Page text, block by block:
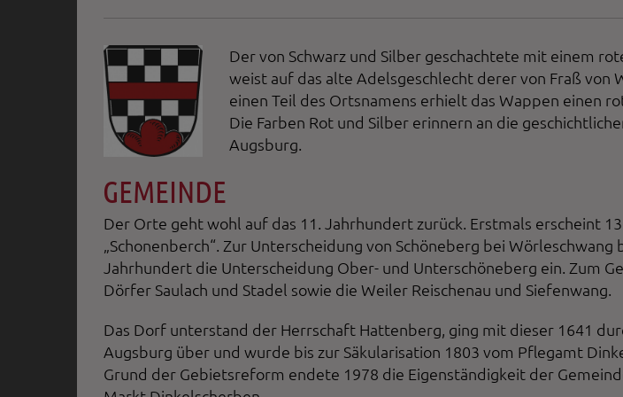
Der von Schwarz und Silber geschachtete mit einem
weist auf das alte Adelsgeschlecht derer von Fraß von
einen Teil des Ortsnamens erhielt das Wappen einen
Die Farben Rot und Silber erinnern an die
Augsburg.
GEMEINDE
Der Orte geht wohl auf das 11. Jahrhundert zurück. Erstmals erscheint
„Schonenberch“. Zur Unterscheidung von Schöneberg bei Wörleschwang
Jahrhundert die Unterscheidung Ober- und Unterschöneberg ein. Zum
Dörfer Saulach und Stadel sowie die Weiler Reischenau und Siefenwang.
Das Dorf unterstand der Herrschaft Hattenberg, ging mit dieser 1641
Augsburg über und wurde bis zur Säkularisation 1803 vom Pflegamt
Grund der Gebietsreform endete 1978 die Eigenständigkeit der